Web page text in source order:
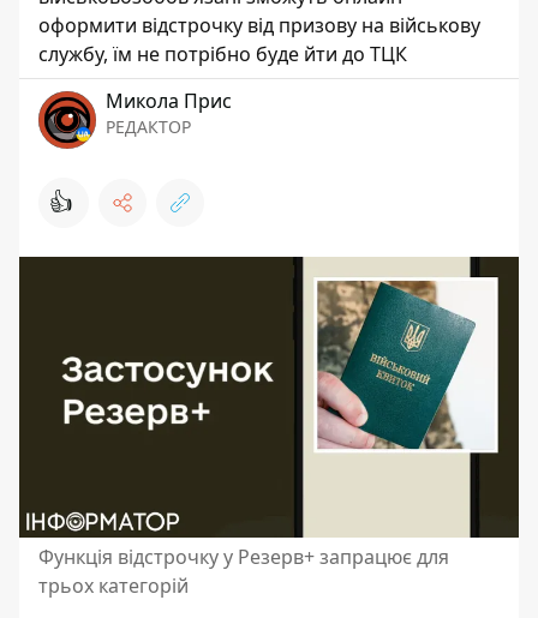
оформити відстрочку від призову на військову
службу, їм не потрібно буде йти до ТЦК
Микола Прис
РЕДАКТОР
👍
Функція відстрочку у Резерв+ запрацює для
трьох категорій